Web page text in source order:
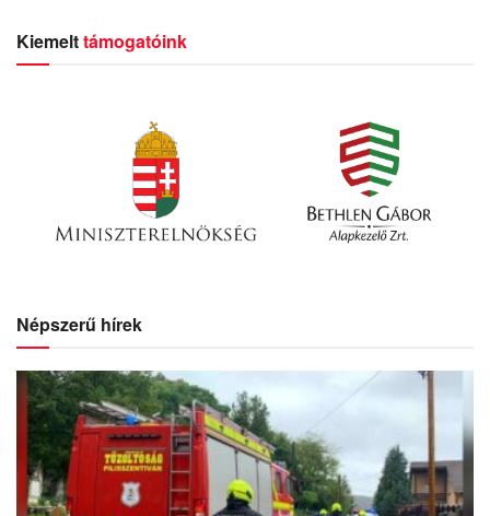
Kiemelttámogatóink
Népszerű hírek